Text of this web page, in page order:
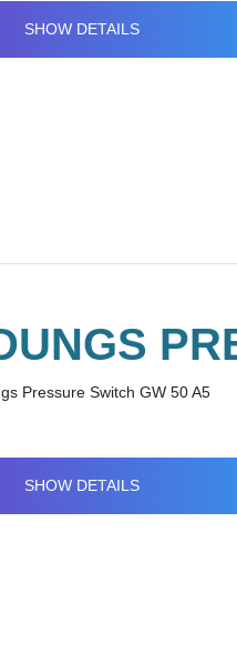
SHOW DETAILS
SHOW DETAILS